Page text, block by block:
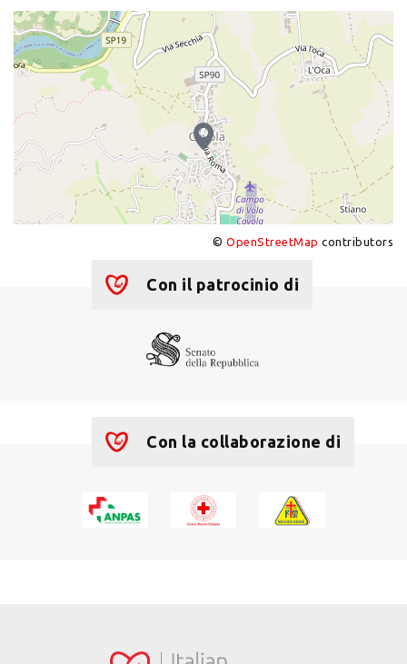
© OpenStreetMap contributors
Con il patrocinio di
Con la collaborazione di